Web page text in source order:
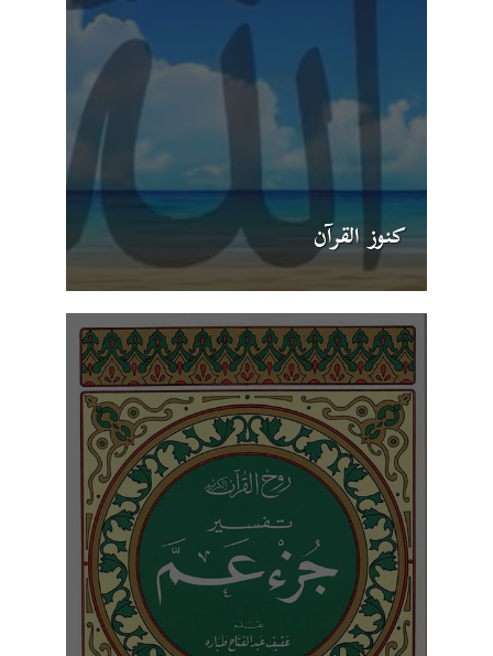
كنوز القرآن